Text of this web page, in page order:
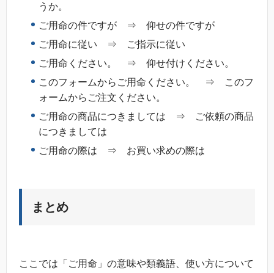
うか。
ご用命の件ですが ⇒ 仰せの件ですが
ご用命に従い ⇒ ご指示に従い
ご用命ください。 ⇒ 仰せ付けください。
このフォームからご用命ください。 ⇒ このフ
ォームからご注文ください。
ご用命の商品につきましては ⇒ ご依頼の商品
につきましては
ご用命の際は ⇒ お買い求めの際は
まとめ
ここでは「ご用命」の意味や類義語、使い方について